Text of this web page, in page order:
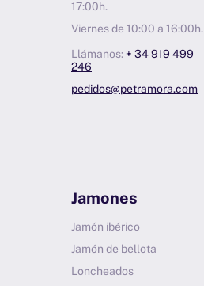
17:00h.
Viernes de 10:00 a 16:00h.
Llámanos: + 34 919 499
246
pedidos@petramora.com
Jamones
Jamón ibérico
Jamón de bellota
Loncheados